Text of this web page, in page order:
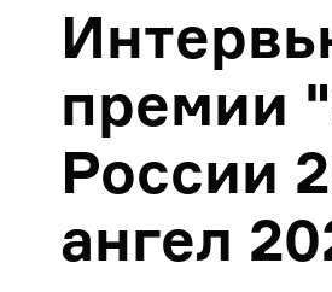
премии
России
ангел